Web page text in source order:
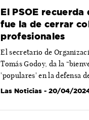
El PSOE
fue la de cerrar
profesionales
El secretario de
Tomás Godoy, da la
'populares' en la defensa
Las Noticias - 20/04/